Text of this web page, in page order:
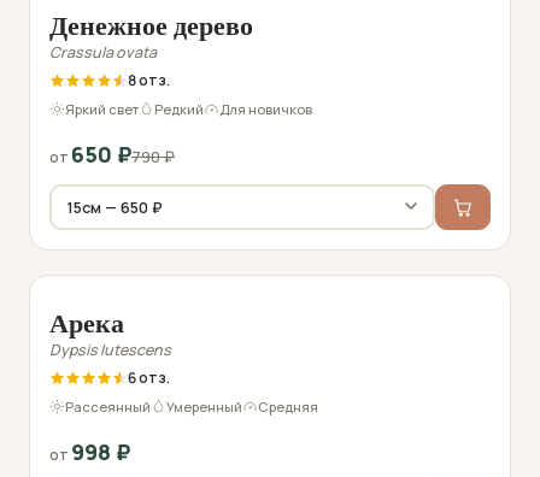
−18%
Денежное дерево
Crassula ovata
8
Яркий свет Редкий Для новичков
от 650 ₽790₽
Арека
Dypsis lutescens
6
Рассеянный Умеренный Средняя
от 998 ₽